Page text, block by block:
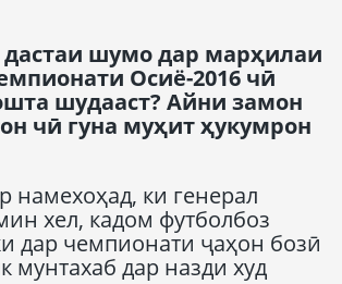
дастаи шумо дар марҳилаи
Осиё-2016 чӣ
шудааст? Айни замон
чӣ гуна муҳит ҳукумрон
намехоҳад, ки генерал
хел, кадом футболбоз
дар чемпионати ҷаҳон бозӣ
мунтахаб дар назди худ